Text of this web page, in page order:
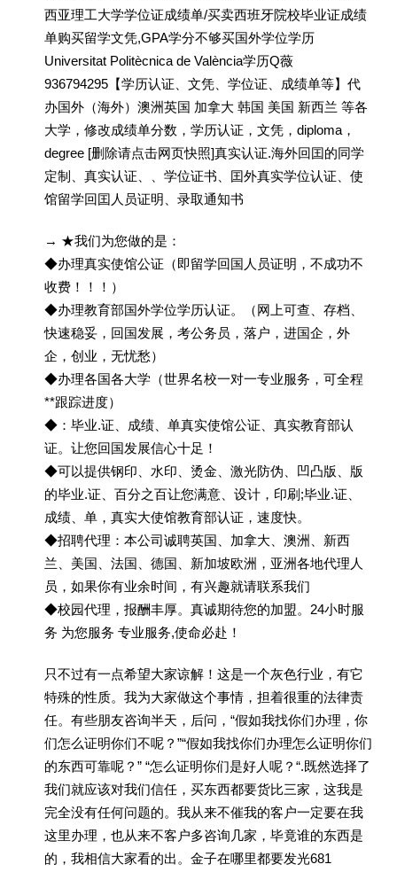
西亚理工大学学位证成绩单/买卖西班牙院校毕业证成绩
单购买留学文凭,GPA学分不够买国外学位学历
Universitat Politècnica de València学历Q薇
936794295【学历认证、文凭、学位证、成绩单等】代
办国外（海外）澳洲英国 加拿大 韩国 美国 新西兰 等各
大学，修改成绩单分数，学历认证，文凭，diploma，
degree [删除请点击网页快照]真实认证.海外回囯的同学
定制、真实认证、、学位证书、囯外真实学位认证、使
馆留学回囯人员证明、录取通知书
→ ★我们为您做的是：
◆办理真实使馆公证（即留学回国人员证明，不成功不
收费！！！）
◆办理教育部国外学位学历认证。（网上可查、存档、
快速稳妥，回国发展，考公务员，落户，进国企，外
企，创业，无忧愁）
◆办理各国各大学（世界名校一对一专业服务，可全程
**跟踪进度）
◆：毕业.证、成绩、单真实使馆公证、真实教育部认
证。让您回国发展信心十足！
◆可以提供钢印、水印、烫金、激光防伪、凹凸版、版
的毕业.证、百分之百让您满意、设计，印刷;毕业.证、
成绩、单，真实大使馆教育部认证，速度快。
◆招聘代理：本公司诚聘英国、加拿大、澳洲、新西
兰、美国、法国、德国、新加坡欧洲，亚洲各地代理人
员，如果你有业余时间，有兴趣就请联系我们
◆校园代理，报酬丰厚。真诚期待您的加盟。24小时服
务 为您服务 专业服务,使命必赴！
只不过有一点希望大家谅解！这是一个灰色行业，有它
特殊的性质。我为大家做这个事情，担着很重的法律责
任。有些朋友咨询半天，后问，“假如我找你们办理，你
们怎么证明你们不呢？”“假如我找你们办理怎么证明你们
的东西可靠呢？” “怎么证明你们是好人呢？“.既然选择了
我们就应该对我们信任，买东西都要货比三家，这我是
完全没有任何问题的。我从来不催我的客户一定要在我
这里办理，也从来不客户多咨询几家，毕竟谁的东西是
的，我相信大家看的出。金子在哪里都要发光681